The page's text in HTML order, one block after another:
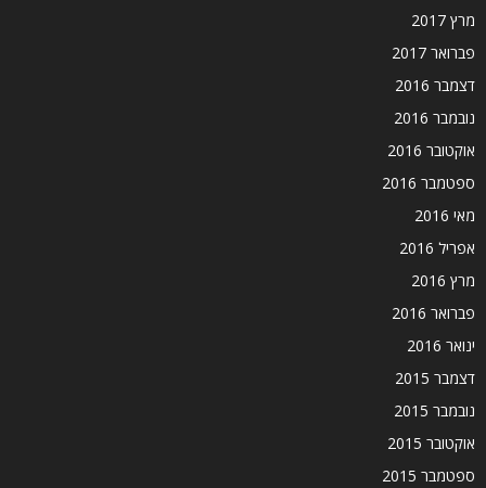
מרץ 2017
פברואר 2017
דצמבר 2016
נובמבר 2016
אוקטובר 2016
ספטמבר 2016
מאי 2016
אפריל 2016
מרץ 2016
פברואר 2016
ינואר 2016
דצמבר 2015
נובמבר 2015
אוקטובר 2015
ספטמבר 2015